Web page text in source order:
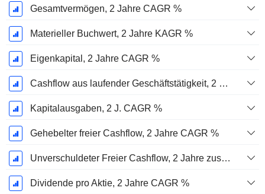
Gesamtvermögen, 2 Jahre CAGR %
Materieller Buchwert, 2 Jahre KAGR %
Eigenkapital, 2 Jahre CAGR %
Cashflow aus laufender Geschäftstätigkeit, 2 Jahre CAGR %
Kapitalausgaben, 2 J. CAGR %
Gehebelter freier Cashflow, 2 Jahre CAGR %
Unverschuldeter Freier Cashflow, 2 Jahre zusammengesetzte jährliche Wachstumsrate %
Dividende pro Aktie, 2 Jahre CAGR %